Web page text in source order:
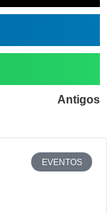
Antigos
EVENTOS